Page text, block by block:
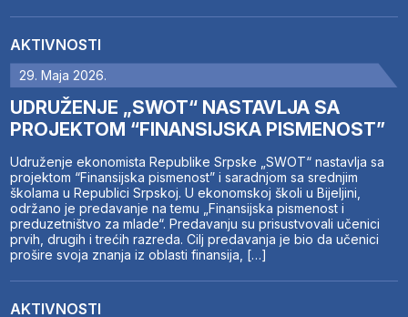
AKTIVNOSTI
29. Maja 2026.
UDRUŽENJE „SWOT“ NASTAVLJA SA
PROJEKTOM “FINANSIJSKA PISMENOST”
Udruženje ekonomista Republike Srpske „SWOT“ nastavlja sa
projektom “Finansijska pismenost” i saradnjom sa srednjim
školama u Republici Srpskoj. U ekonomskoj školi u Bijeljini,
održano je predavanje na temu „Finansijska pismenost i
preduzetništvo za mlade“. Predavanju su prisustvovali učenici
prvih, drugih i trećih razreda. Cilj predavanja je bio da učenici
prošire svoja znanja iz oblasti finansija, […]
AKTIVNOSTI